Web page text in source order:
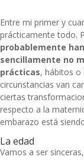
Entre mi primer y
prácticamente todo.
probablemente
sencillamente no
prácticas, hábitos o
circunstancias van
ciertas
respecto a la
embarazo está
La edad
Vamos a ser